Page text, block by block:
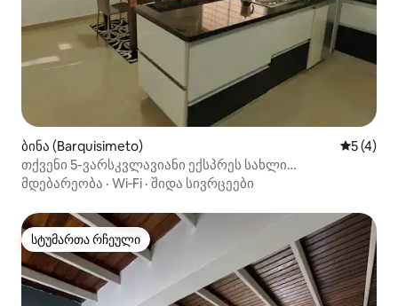
ბინა (Barquisimeto)
5 (4)
თქვენი 5-ვარსკვლავიანი ექსპრეს სახლი
ტურიზმისთვის ან სამუშაოსთვის
მდებარეობა · Wi‑Fi · შიდა სივრცეები
სტუმართა რჩეული
სტუმართა რჩეული